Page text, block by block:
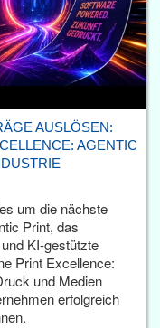
AUSLÖSEN:
AGENTIC
um die nächste
Print, das
KI-gestützte
Print Excellence:
und Medien
erfolgreich